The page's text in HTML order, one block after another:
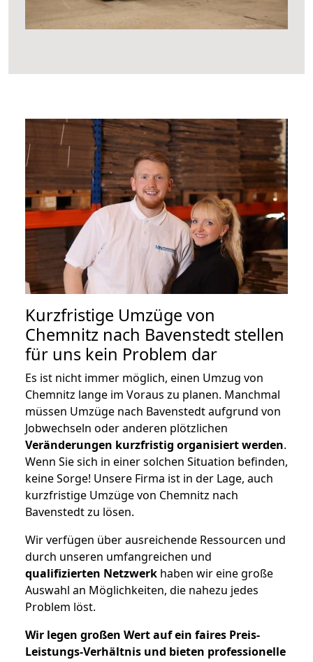
Kurzfristige Umzüge von
Chemnitz nach Bavenstedt stellen
für uns kein Problem dar
Es ist nicht immer möglich, einen Umzug von
Chemnitz lange im Voraus zu planen. Manchmal
müssen Umzüge nach Bavenstedt aufgrund von
Jobwechseln oder anderen plötzlichen
Veränderungen kurzfristig organisiert werden.
Wenn Sie sich in einer solchen Situation befinden,
keine Sorge! Unsere Firma ist in der Lage, auch
kurzfristige Umzüge von Chemnitz nach
Bavenstedt zu lösen.
Wir verfügen über ausreichende Ressourcen und
durch unseren umfangreichen und
qualifizierten Netzwerk haben wir eine große
Auswahl an Möglichkeiten, die nahezu jedes
Problem löst.
Wir legen großen Wert auf ein faires Preis-
Leistungs-Verhältnis und bieten professionelle